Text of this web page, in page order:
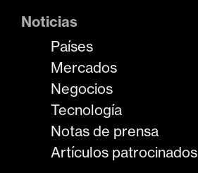
Noticias
Países
Mercados
Negocios
Tecnología
Notas de prensa
Artículos patrocinados